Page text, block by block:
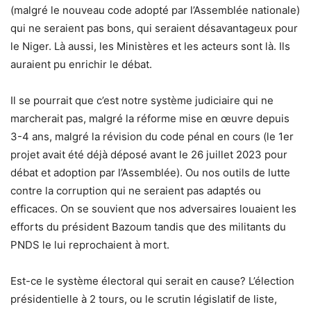
(malgré le nouveau code adopté par l’Assemblée nationale)
qui ne seraient pas bons, qui seraient désavantageux pour
le Niger. Là aussi, les Ministères et les acteurs sont là. Ils
auraient pu enrichir le débat.
Il se pourrait que c’est notre système judiciaire qui ne
marcherait pas, malgré la réforme mise en œuvre depuis
3-4 ans, malgré la révision du code pénal en cours (le 1er
projet avait été déjà déposé avant le 26 juillet 2023 pour
débat et adoption par l’Assemblée). Ou nos outils de lutte
contre la corruption qui ne seraient pas adaptés ou
efficaces. On se souvient que nos adversaires louaient les
efforts du président Bazoum tandis que des militants du
PNDS le lui reprochaient à mort.
Est-ce le système électoral qui serait en cause? L’élection
présidentielle à 2 tours, ou le scrutin législatif de liste,